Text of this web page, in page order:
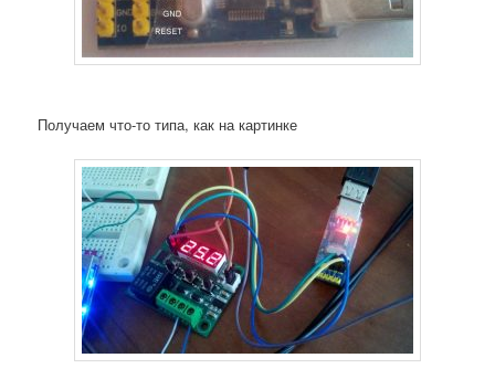
Получаем что-то типа, как на картинке